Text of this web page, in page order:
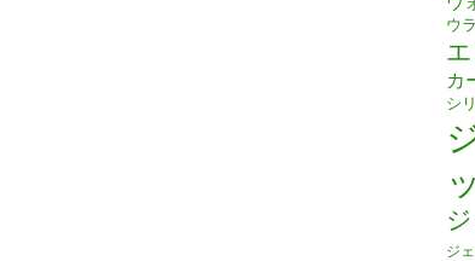
ウ
カ
シ
ジ